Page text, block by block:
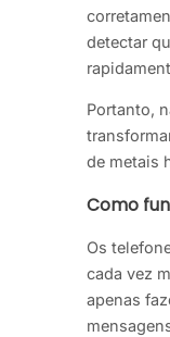
detectar
Portanto,
de metais
Como
Os
cada vez
apenas